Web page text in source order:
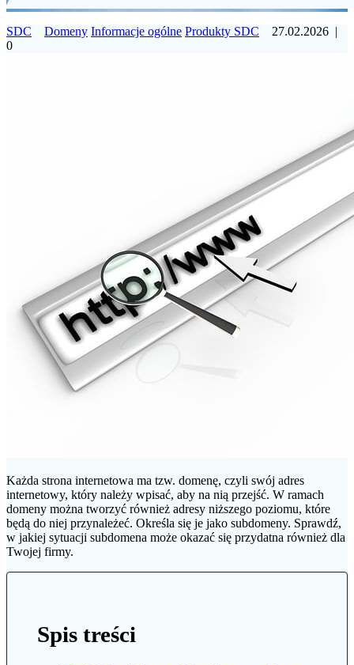
SDC Domeny Informacje ogólne Produkty SDC 27.02.2026 |
0
Każda strona internetowa ma tzw. domenę, czyli swój adres
internetowy, który należy wpisać, aby na nią przejść. W ramach
domeny można tworzyć również adresy niższego poziomu, które
będą do niej przynależeć. Określa się je jako subdomeny. Sprawdź,
w jakiej sytuacji subdomena może okazać się przydatna również dla
Twojej firmy.
Spis treści